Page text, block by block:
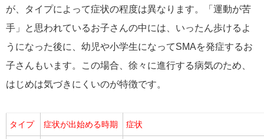
が、タイプによって症状の程度は異なります。「運動が苦
手」と思われているお子さんの中には、いったん歩けるよ
うになった後に、幼児や小学生になってSMAを発症するお
子さんもいます。この場合、徐々に進行する病気のため、
はじめは気づきにくいのが特徴です。
タイプ 症状が出始める時期 症状